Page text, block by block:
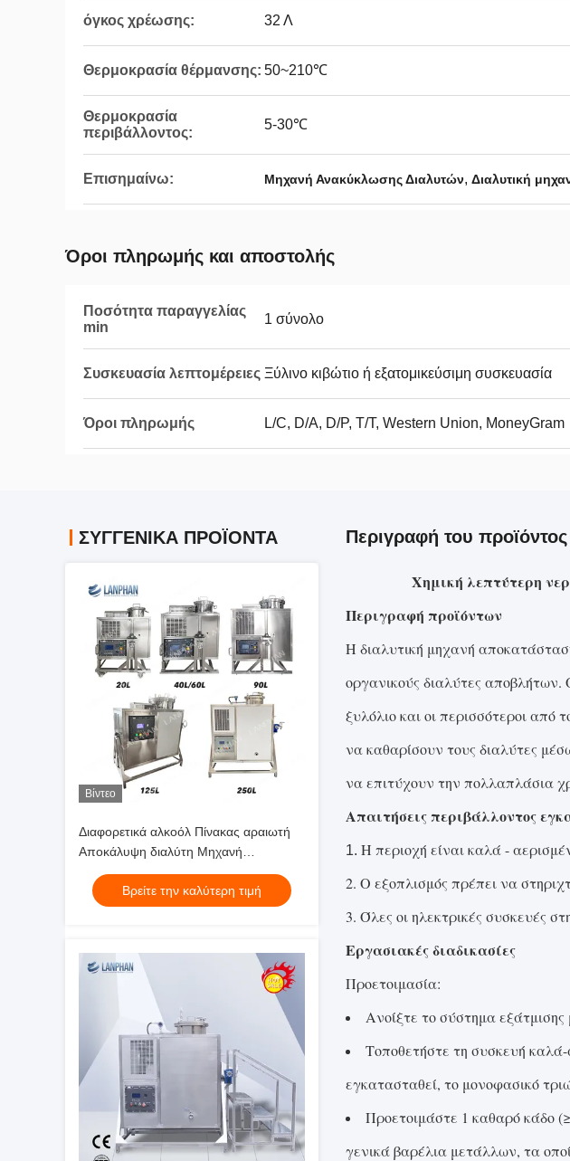
όγκος χρέωσης: 32 Λ
Θερμοκρασία θέρμανσης: 50~210℃
Θερμοκρασία
περιβάλλοντος:
5-30℃
Επισημαίνω: Μηχανή Ανακύκλωσης Διαλυτών, Διαλυτική
Όροι πληρωμής και αποστολής
Ποσότητα παραγγελίας
min
1 σύνολο
Συσκευασία λεπτομέρειες Ξύλινο κιβώτιο ή εξατομικεύσιμη συσκευασία
Όροι πληρωμής L/C, D/A, D/P, T/T, Western Union, MoneyGram
ΣΥΓΓΕΝΙΚΆ ΠΡΟΪΌΝΤΑ
Βίντεο
Διαφορετικά αλκοόλ Πίνακας αραιωτή
Αποκάλυψη διαλύτη Μηχανή
ανακύκλωσης διαλύτη με βάση το
διαλύτη Βρείτε την καλύτερη τιμή
Περιγραφή του προϊόντος
Χημική λεπτύτερη
Περιγραφή προϊόντων
Η διαλυτική μηχανή
οργανικούς διαλύτες
ξυλόλιο και οι περισσότεροι από
να καθαρίσουν τους διαλύτες
να επιτύχουν την πολλαπλάσια
Απαιτήσεις περιβάλλοντος
1. Η περιοχή είναι καλά -
2. Ο εξοπλισμός πρέπει να
3. Όλες οι ηλεκτρικές συσκευές
Εργασιακές διαδικασίες
Προετοιμασία:
Ανοίξτε το σύστημα
Τοποθετήστε τη συσκευή καλά-
εγκατασταθεί, το μονοφασικό
Προετοιμάστε 1 καθαρό κάδο
γενικά βαρέλια μετάλλων, τα